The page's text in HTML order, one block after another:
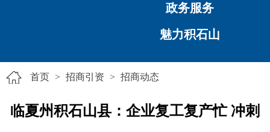
政务服务
魅力积石山
首页 > 招商引资 > 招商动态
临夏州积石山县：企业复工复产忙 冲刺